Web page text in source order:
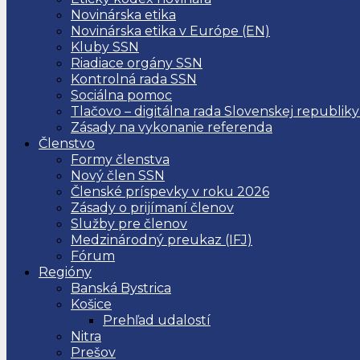
Novinárska etika
Novinárska etika v Európe (EN)
Kluby SSN
Riadiace orgány SSN
Kontrolná rada SSN
Sociálna pomoc
Tlačovo – digitálna rada Slovenskej republiky
Zásady na vykonanie referenda
Členstvo
Formy členstva
Nový člen SSN
Členské príspevky v roku 2026
Zásady o prijímaní členov
Služby pre členov
Medzinárodný preukaz (IFJ)
Fórum
Regióny
Banská Bystrica
Košice
Prehľad udalostí
Nitra
Prešov